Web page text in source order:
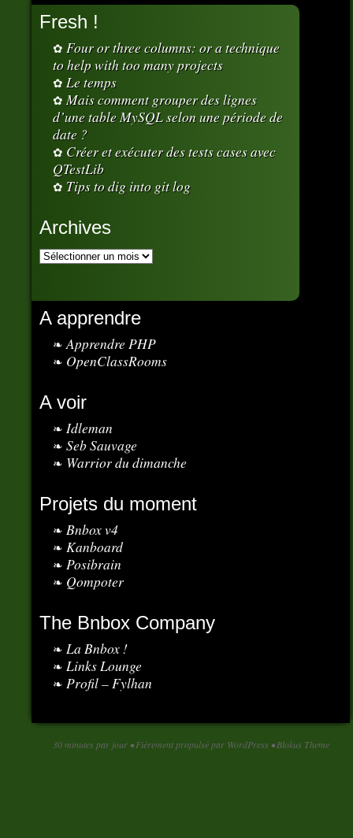
Fresh !
Four or three columns: or a technique
to help with too many projects
Le temps
Mais comment grouper des lignes
d’une table MySQL selon une période de
date ?
Créer et exécuter des tests cases avec
QTestLib
Tips to dig into git log
Archives
A apprendre
Apprendre PHP
OpenClassRooms
A voir
Idleman
Seb Sauvage
Warrior du dimanche
Projets du moment
Bnbox v4
Kanboard
Posibrain
Qompoter
The Bnbox Company
La Bnbox !
Links Lounge
Profil – Fylhan
30 minutes par jour •Fièrement propulsé par WordPress •Blokus Theme